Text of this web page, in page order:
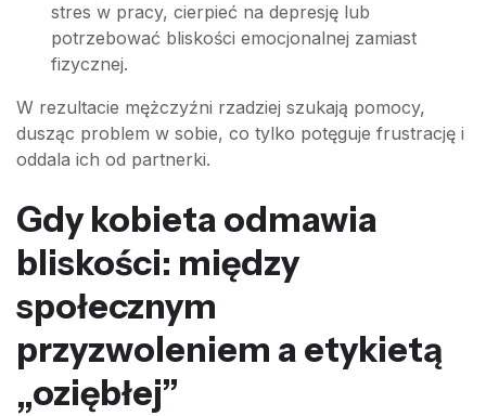
stres w pracy, cierpieć na depresję lub
potrzebować bliskości emocjonalnej zamiast
fizycznej.
W rezultacie mężczyźni rzadziej szukają pomocy,
dusząc problem w sobie, co tylko potęguje frustrację i
oddala ich od partnerki.
Gdy kobieta odmawia
bliskości: między
społecznym
przyzwoleniem a etykietą
„oziębłej”